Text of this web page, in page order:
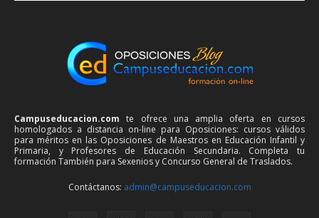
Campuseducacion.com te ofrece una amplia oferta en cursos
homologados a distancia on-line para Oposiciones: cursos válidos
para méritos en las Oposiciones de Maestros en Educación Infantil y
Primaria, y Profesores de Educación Secundaria. Completa tu
formación También para Sexenios y Concurso General de Traslados.
Contáctanos: admin@campuseducacion.com